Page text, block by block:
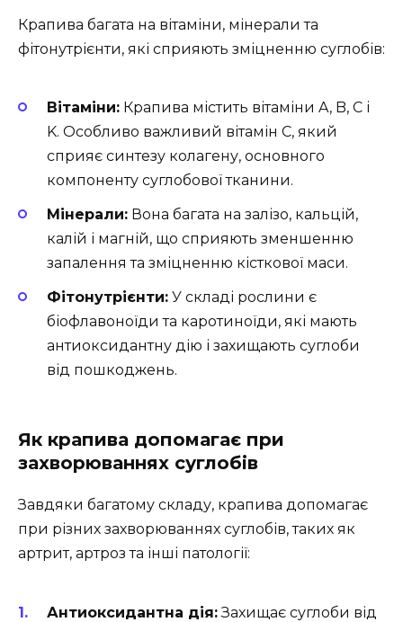
Крапива багата на вітаміни, мінерали та
фітонутрієнти, які сприяють зміцненню суглобів:
Вітаміни: Крапива містить вітаміни A, B, C і
K. Особливо важливий вітамін C, який
сприяє синтезу колагену, основного
компоненту суглобової тканини.
Мінерали: Вона багата на залізо, кальцій,
калій і магній, що сприяють зменшенню
запалення та зміцненню кісткової маси.
Фітонутрієнти: У складі рослини є
біофлавоноїди та каротиноїди, які мають
антиоксидантну дію і захищають суглоби
від пошкоджень.
Як крапива допомагає при
захворюваннях суглобів
Завдяки багатому складу, крапива допомагає
при різних захворюваннях суглобів, таких як
артрит, артроз та інші патології:
Антиоксидантна дія:Захищає суглоби від